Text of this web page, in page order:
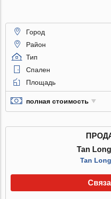
Город
Район
Тип
Спален
Площадь
полная стоимость
Tan
Tan